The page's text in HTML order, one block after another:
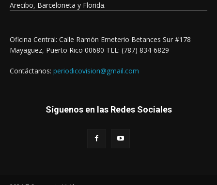
Arecibo, Barceloneta y Florida.
Oficina Central: Calle Ramón Emeterio Betances Sur #178
Mayaguez, Puerto Rico 00680 TEL: (787) 834-6829
Contáctanos: periodicovision@gmail.com
Síguenos en las Redes Sociales